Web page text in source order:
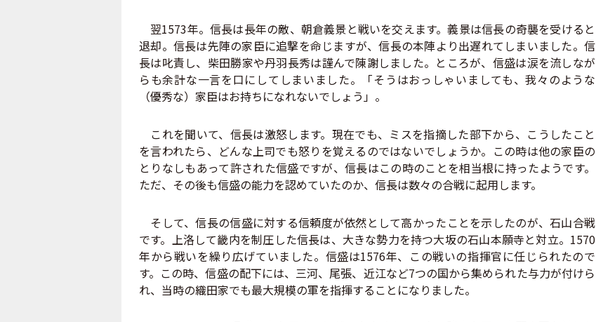
翌1573年。信長は長年の敵、朝倉義景と戦いを交えます。義景は信長の奇襲を受けると
退却。信長は先陣の家臣に追撃を命じますが、信長の本陣より出遅れてしまいました。信
長は叱責し、柴田勝家や丹羽長秀は謹んで陳謝しました。ところが、信盛は涙を流しなが
らも余計な一言を口にしてしまいました。「そうはおっしゃいましても、我々のような
（優秀な）家臣はお持ちになれないでしょう」。
これを聞いて、信長は激怒します。現在でも、ミスを指摘した部下から、こうしたこと
を言われたら、どんな上司でも怒りを覚えるのではないでしょうか。この時は他の家臣の
とりなしもあって許された信盛ですが、信長はこの時のことを相当根に持ったようです。
ただ、その後も信盛の能力を認めていたのか、信長は数々の合戦に起用します。
そして、信長の信盛に対する信頼度が依然として高かったことを示したのが、石山合戦
です。上洛して畿内を制圧した信長は、大きな勢力を持つ大坂の石山本願寺と対立。1570
年から戦いを繰り広げていました。信盛は1576年、この戦いの指揮官に任じられたので
す。この時、信盛の配下には、三河、尾張、近江など7つの国から集められた与力が付けら
れ、当時の織田家でも最大規模の軍を指揮することになりました。